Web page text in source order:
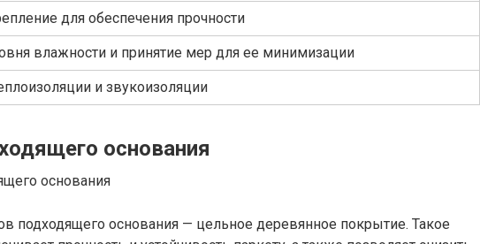
для обеспечения прочности
влажности и принятие мер для ее минимизации
и звукоизоляции
основания
подходящего основания — цельное деревянное покрытие. Такое